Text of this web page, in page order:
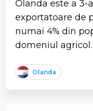
Olanda este a 3-
exportatoare de
numai 4% din
domeniul agricol.
Olanda